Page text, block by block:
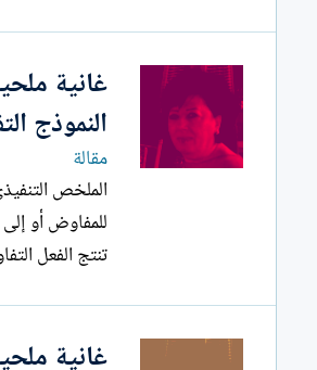
غانية
النموذج
مقالة
للمفاوض أو
تنتج الفعل التفاوضي. وانطلاقاً من هذا المنظور،
غانية